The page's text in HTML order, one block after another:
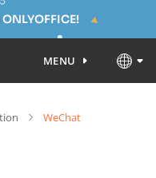
MENU
WeChat